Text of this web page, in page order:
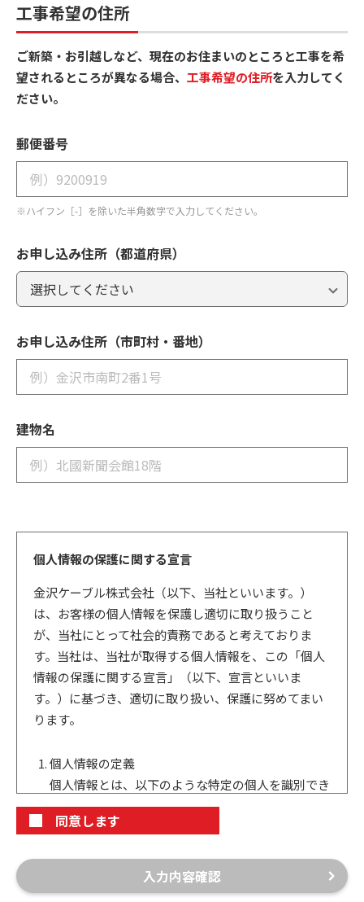
工事希望の住所
ご新築・お引越しなど、現在のお住まいのところと工事を希
望されるところが異なる場合、 工事希望の住所を入力してく
ださい。
郵便番号
※ハイフン［-］を除いた半角数字で入力してください。
お申し込み住所（都道府県）
お申し込み住所（市町村・番地）
建物名
個人情報の保護に関する宣言
金沢ケーブル株式会社（以下、当社といいます。）
は、お客様の個人情報を保護し適切に取り扱うこと
が、当社にとって社会的責務であると考えておりま
す。当社は、当社が取得する個人情報を、この「個人
情報の保護に関する宣言」（以下、宣言といいま
す。）に基づき、適切に取り扱い、保護に努めてまい
ります。
個人情報の定義
個人情報とは、以下のような特定の個人を識別でき
るものをいいます。
（1）氏名、住所、生年月日、性別、職業、電話番
の図面及びお客様に提供するサービス内容等。
（2）その情報のみでは特定の個人を識別できない
同意します
入力内容確認